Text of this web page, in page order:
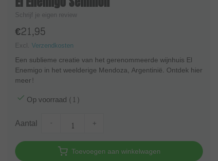
Schrijf je eigen review
€21,95
Excl. Verzendkosten
Een sublieme creatie van het gerenommeerde wijnhuis El
Enemigo in het weelderige Mendoza, Argentinië. Ontdek hier
meer!
Op voorraad (1)
Aantal +
Toevoegen aan winkelwagen